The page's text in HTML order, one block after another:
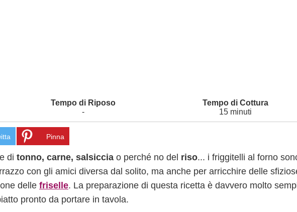
- 15 minuti
Pinna
di tonno, carne, salsiccia o perché no del riso... i friggitelli al forno
con gli amici diversa dal solito, ma anche per arricchire delle
delle friselle. La preparazione di questa ricetta è davvero molto
pronto da portare in tavola.